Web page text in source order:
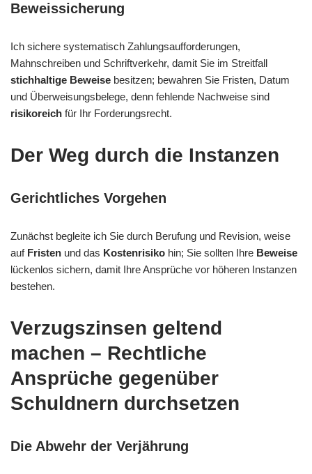
Beweissicherung
Ich sichere systematisch Zahlungsaufforderungen,
Mahnschreiben und Schriftverkehr, damit Sie im Streitfall
stichhaltige Beweise besitzen; bewahren Sie Fristen, Datum
und Überweisungsbelege, denn fehlende Nachweise sind
risikoreich für Ihr Forderungsrecht.
Der Weg durch die Instanzen
Gerichtliches Vorgehen
Zunächst begleite ich Sie durch Berufung und Revision, weise
auf Fristen und das Kostenrisiko hin; Sie sollten Ihre Beweise
lückenlos sichern, damit Ihre Ansprüche vor höheren Instanzen
bestehen.
Verzugszinsen geltend
machen – Rechtliche
Ansprüche gegenüber
Schuldnern durchsetzen
Die Abwehr der Verjährung